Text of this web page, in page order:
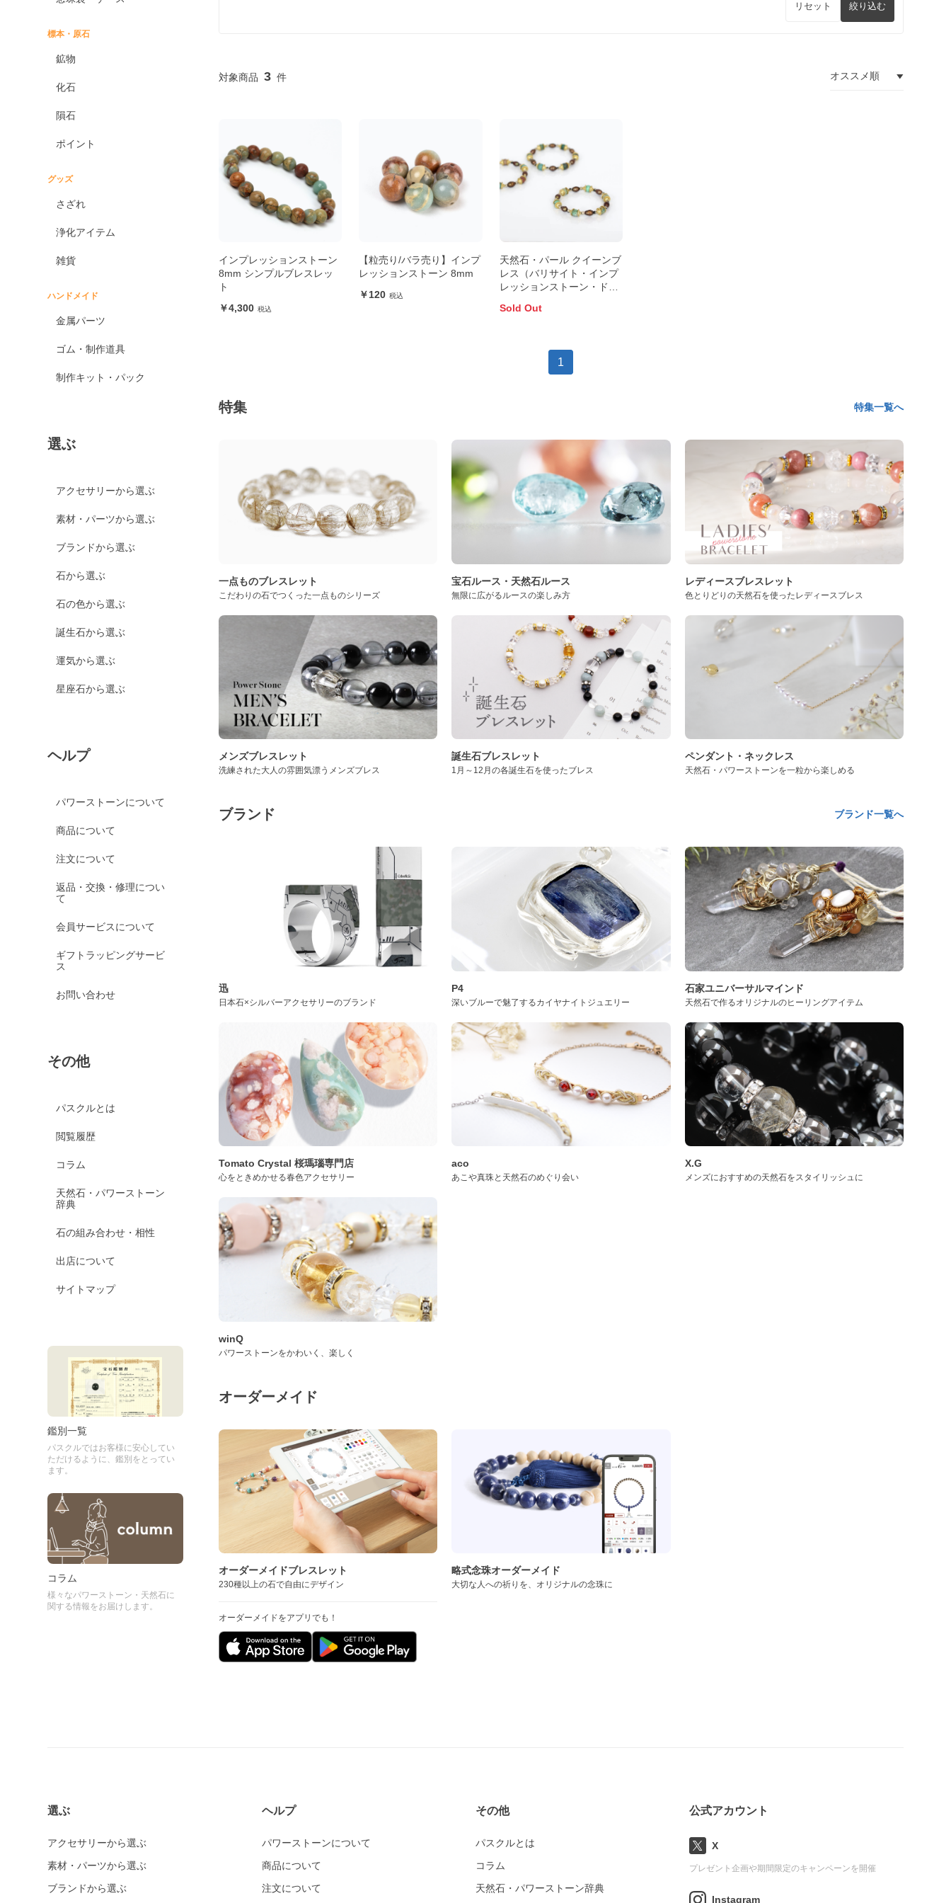
標本・原石
鉱物
化石
隕石
ポイント
グッズ
さざれ
浄化アイテム
雑貨
ハンドメイド
金属パーツ
ゴム・制作道具
制作キット・パック
選ぶ
アクセサリーから選ぶ
素材・パーツから選ぶ
ブランドから選ぶ
石から選ぶ
石の色から選ぶ
誕生石から選ぶ
運気から選ぶ
星座石から選ぶ
ヘルプ
パワーストーンについて
商品について
注文について
返品・交換・修理につい
て
会員サービスについて
ギフトラッピングサービ
ス
お問い合わせ
その他
パスクルとは
閲覧履歴
コラム
天然石・パワーストーン
辞典
石の組み合わせ・相性
出店について
サイトマップ
鑑別一覧
パスクルではお客様に安心してい
ただけるように、鑑別をとってい
ます。
コラム
様々なパワーストーン・天然石に
関する情報をお届けします。
リセット 絞り込む
3
インプレッションストーン
8mm シンプルブレスレッ
ト
4,300
【粒売り/バラ売り】インプ
レッションストーン 8mm
120
天然石・パール クイーンブ
レス（バリサイト・インプ
レッションストーン・ドラ
Sold Out
1
特集 特集一覧へ
一点ものブレスレット
こだわりの石でつくった一点ものシリーズ
宝石ルース・天然石ルース
無限に広がるルースの楽しみ方
レディースブレスレット
色とりどりの天然石を使ったレディースブレス
メンズブレスレット
洗練された大人の雰囲気漂うメンズブレス
誕生石ブレスレット
1月～12月の各誕生石を使ったブレス
ペンダント・ネックレス
天然石・パワーストーンを一粒から楽しめる
ブランド ブランド一覧へ
迅
日本石×シルバーアクセサリーのブランド
P4
深いブルーで魅了するカイヤナイトジュエリー
石家ユニバーサルマインド
天然石で作るオリジナルのヒーリングアイテム
Tomato Crystal 桜瑪瑙専門店
心をときめかせる春色アクセサリー
aco
あこや真珠と天然石のめぐり会い
X.G
メンズにおすすめの天然石をスタイリッシュに
winQ
パワーストーンをかわいく、楽しく
オーダーメイド
オーダーメイドブレスレット
230種以上の石で自由にデザイン
オーダーメイドをアプリでも！
略式念珠オーダーメイド
大切な人への祈りを、オリジナルの念珠に
選ぶ
アクセサリーから選ぶ
素材・パーツから選ぶ
ブランドから選ぶ
ヘルプ
パワーストーンについて
商品について
注文について
その他
パスクルとは
コラム
天然石・パワーストーン辞典
公式アカウント
X
プレゼント企画や期間限定のキャンペーンを開催
Instagram